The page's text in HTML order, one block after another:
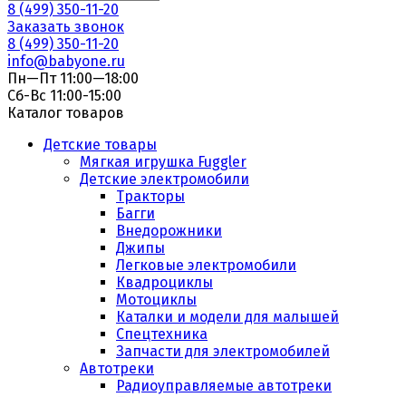
8 (499) 350-11-20
Заказать звонок
8 (499) 350-11-20
info@babyone.ru
Пн—Пт 11:00—18:00
Сб-Вс 11:00-15:00
Каталог товаров
Детские товары
Мягкая игрушка Fuggler
Детские электромобили
Тракторы
Багги
Внедорожники
Джипы
Легковые электромобили
Квадроциклы
Мотоциклы
Каталки и модели для малышей
Спецтехника
Запчасти для электромобилей
Автотреки
Радиоуправляемые автотреки